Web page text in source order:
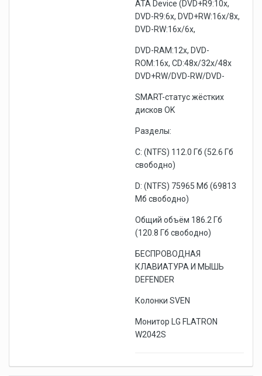
ATA Device (DVD+R9:10x,
DVD-R9:6x, DVD+RW:16x/8x,
DVD-RW:16x/6x,
DVD-RAM:12x, DVD-
ROM:16x, CD:48x/32x/48x
DVD+RW/DVD-RW/DVD-
SMART-статус жёстких
дисков OK
Разделы:
C: (NTFS) 112.0 Гб (52.6 Гб
свободно)
D: (NTFS) 75965 Мб (69813
Мб свободно)
Общий объём 186.2 Гб
(120.8 Гб свободно)
БЕСПРОВОДНАЯ
КЛАВИАТУРА И МЫШЬ
DEFENDER
Колонки SVEN
Монитор LG FLATRON
W2042S